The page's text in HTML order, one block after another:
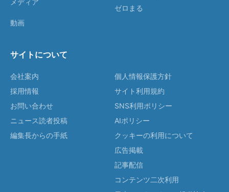
メディア
動画
ゼロまる
サイトについて
会社案内
採用情報
お問い合わせ
ニュース読者投稿
編集長からの手紙
個人情報保護方針
サイト利用規約
SNS利用ポリシー
AIポリシー
クッキーの利用について
広告掲載
記事配信
コンテンツ二次利用